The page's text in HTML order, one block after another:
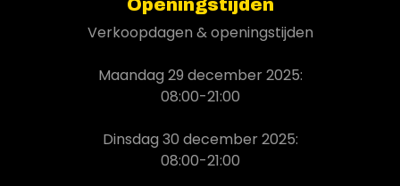
Openingstijden
Verkoopdagen & openingstijden
Maandag 29 december 2025:
08:00-21:00
Dinsdag 30 december 2025:
08:00-21:00